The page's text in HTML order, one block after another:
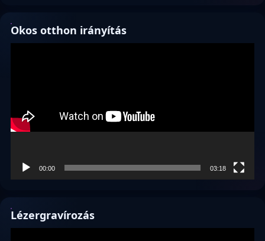
Okos otthon irányítás
00:00 03:18
Lézergravírozás